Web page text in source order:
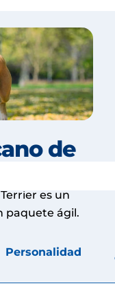
de
es un
paquete ágil.
Personalidad